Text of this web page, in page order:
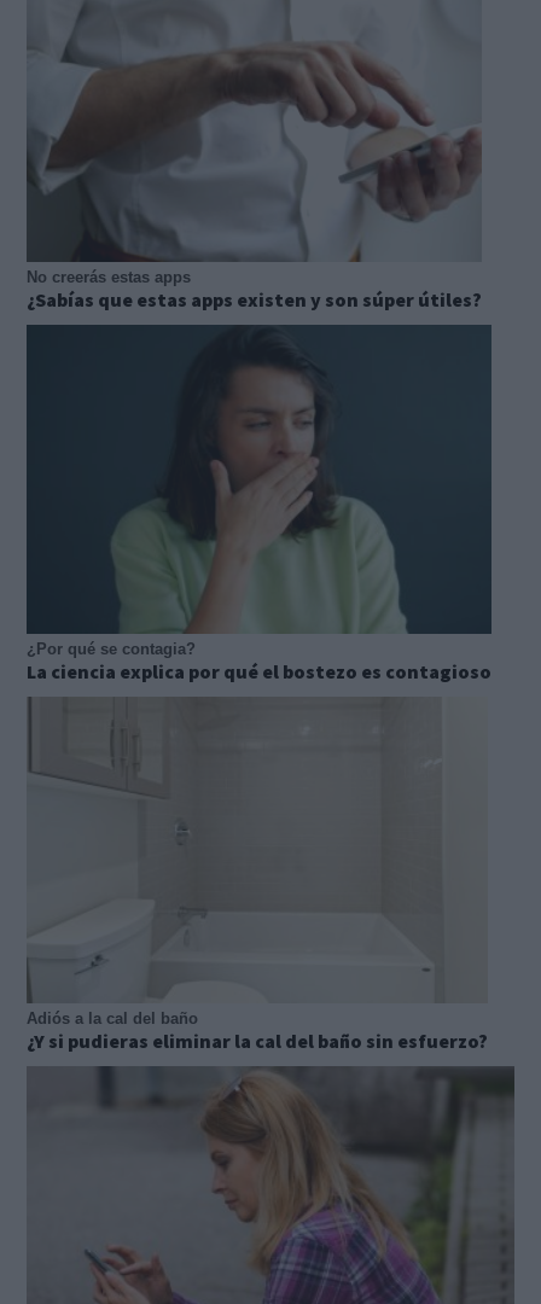
No creerás estas apps
¿Sabías que estas apps existen y son súper útiles?
¿Por qué se contagia?
La ciencia explica por qué el bostezo es contagioso
Adiós a la cal del baño
¿Y si pudieras eliminar la cal del baño sin esfuerzo?